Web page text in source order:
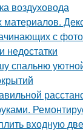
воздуховода
с
спальню
входную